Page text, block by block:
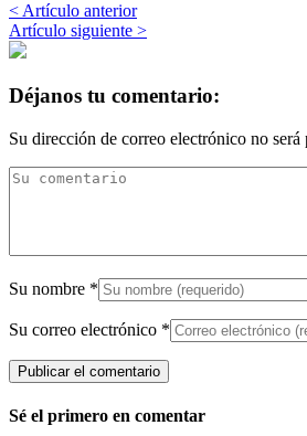
< Artículo anterior
Artículo siguiente >
Déjanos tu comentario:
Su dirección de correo electrónico no será
Su nombre *
Su correo electrónico *
Sé el primero en comentar